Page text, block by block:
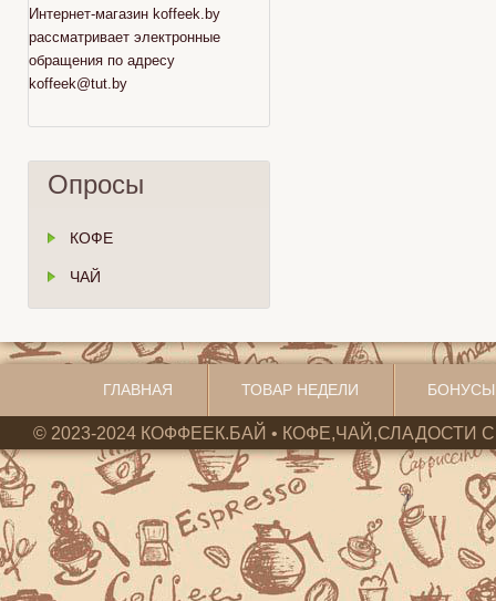
Интернет-магазин koffeek.by
рассматривает электронные
обращения по адресу
koffeek@tut.by
Опросы
КОФЕ
ЧАЙ
ГЛАВНАЯ ТОВАР НЕДЕЛИ
© 2023-2024 КОФФЕЕК.БАЙ • КОФЕ,ЧАЙ,СЛАДОСТИ С